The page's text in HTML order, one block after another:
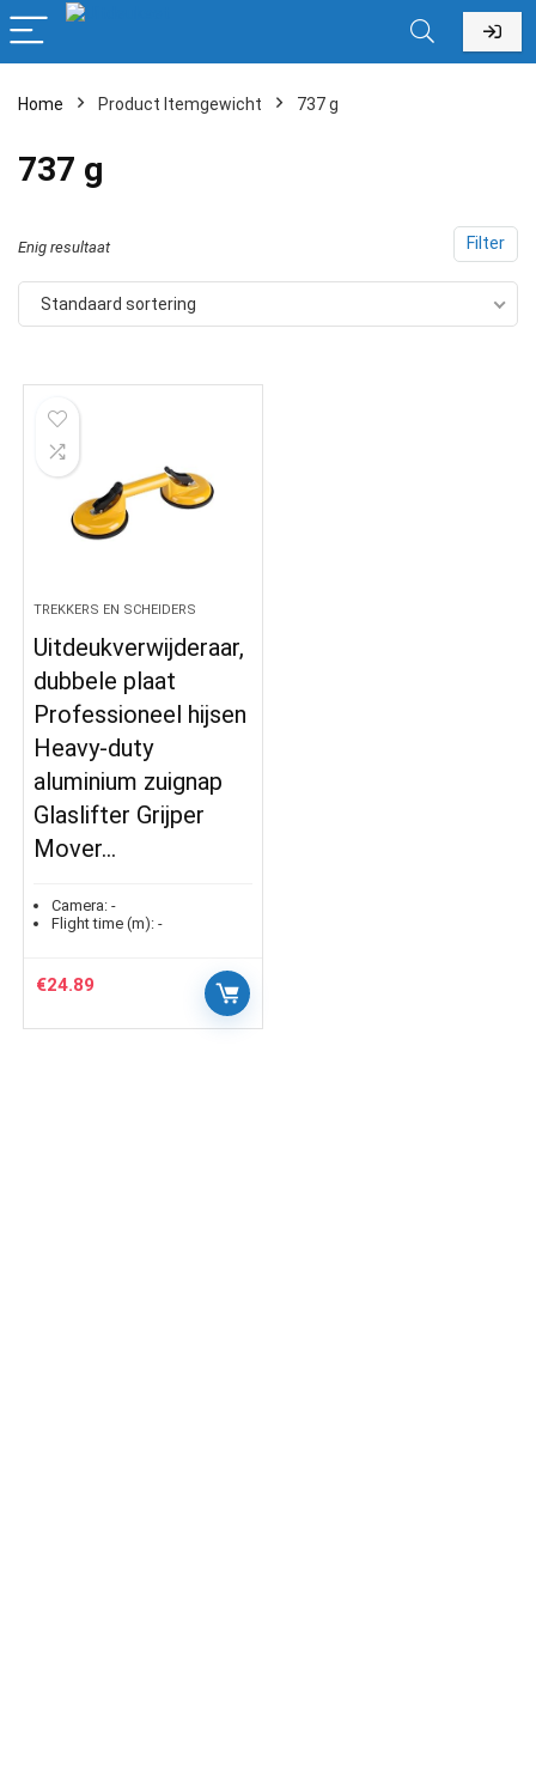
Home Product Itemgewicht ‎737 g
‎737 g
Filter
Enig resultaat
Standaard sortering
TREKKERS EN SCHEIDERS
Uitdeukverwijderaar,
dubbele plaat
Professioneel hijsen
Heavy-duty
aluminium zuignap
Glaslifter Grijper
Mover…
Camera: -
Flight time (m): -
€24.89